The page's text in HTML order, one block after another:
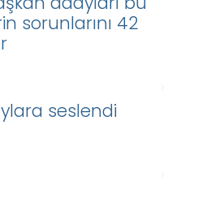
sorunlarını 42
seslendi